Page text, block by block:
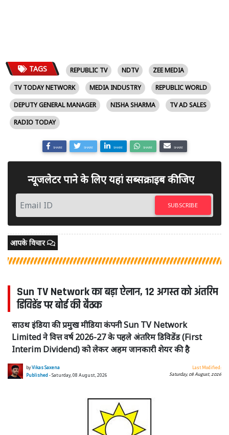
TAGS REPUBLIC TV NDTV
ZEE MEDIA
TV TODAY NETWORK
MEDIA INDUSTRY
REPUBLIC WORLD
DEPUTY GENERAL MANAGER
NISHA SHARMA
TV AD SALES
RADIO TODAY
SHARE SHARE SHARE SHARE SHARE
न्यूजलेटर पाने के लिए यहां सब्सक्राइब कीजिए
SUBSCRIBE
आपके विचार
Sun TV Network का बड़ा ऐलान, 12 अगस्त को अंतरिम
डिविडेंड पर बोर्ड की बैठक
साउथ इंडिया की प्रमुख मीडिया कंपनी Sun TV Network
Limited ने वित्त वर्ष 2026-27 के पहले अंतरिम डिविडेंड (First
Interim Dividend) को लेकर अहम जानकारी शेयर की है
byVikas Saxena
Published- Saturday, 08 August, 2026
Last Modified:
Saturday, 08 August, 2026